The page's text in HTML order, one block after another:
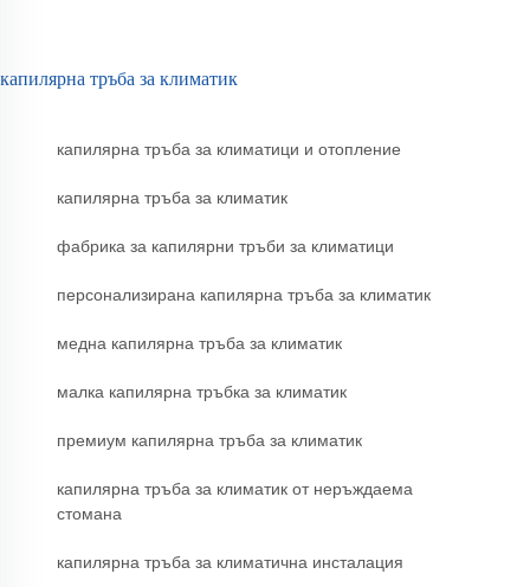
капилярна тръба за климатик
капилярна тръба за климатици и отопление
капилярна тръба за климатик
фабрика за капилярни тръби за климатици
персонализирана капилярна тръба за климатик
медна капилярна тръба за климатик
малка капилярна тръбка за климатик
премиум капилярна тръба за климатик
капилярна тръба за климатик от неръждаема
стомана
капилярна тръба за климатична инсталация